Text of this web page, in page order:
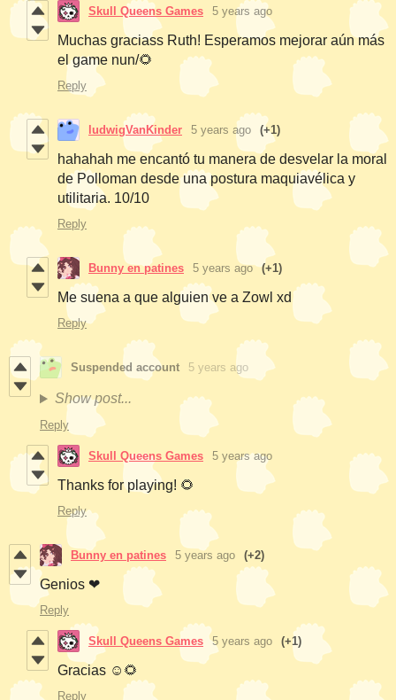
Skull Queens Games 5 years ago
Muchas graciass Ruth! Esperamos mejorar aún más
el game nun/🌻
Reply
ludwigVanKinder 5 years ago (+1)
hahahah me encantó tu manera de desvelar la moral
de Polloman desde una postura maquiavélica y
utilitaria. 10/10
Reply
Bunny en patines 5 years ago (+1)
Me suena a que alguien ve a Zowl xd
Reply
Suspended account 5 years ago
Show post...
Reply
Skull Queens Games 5 years ago
Thanks for playing! 🌻
Reply
Bunny en patines 5 years ago (+2)
Genios ❤
Reply
Skull Queens Games 5 years ago (+1)
Gracias ☺🌻
Reply